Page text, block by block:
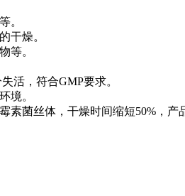
。
干燥。
等。
活，符合GMP要求。
境。
菌丝体，干燥时间缩短50%，产